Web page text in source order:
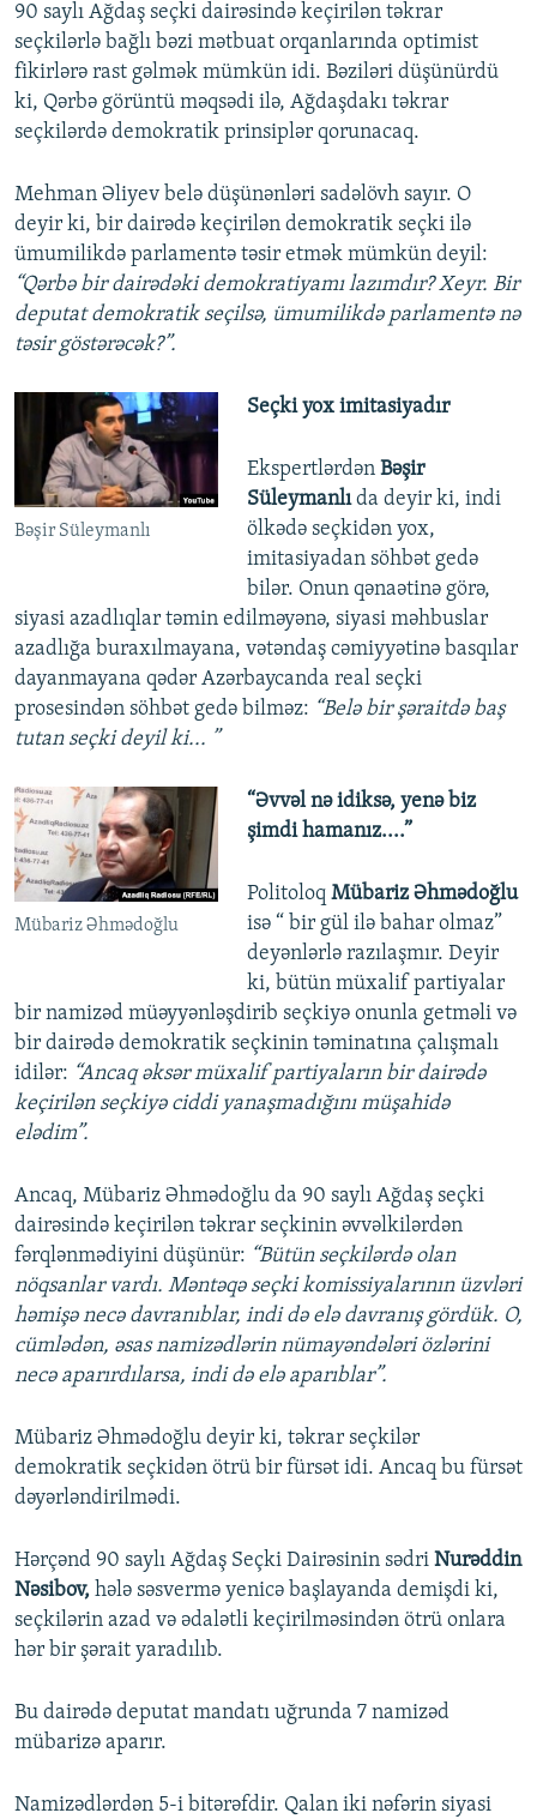
90 saylı Ağdaş seçki dairəsində keçirilən təkrar
seçkilərlə bağlı bəzi mətbuat orqanlarında optimist
fikirlərə rast gəlmək mümkün idi. Bəziləri düşünürdü
ki, Qərbə görüntü məqsədi ilə, Ağdaşdakı təkrar
seçkilərdə demokratik prinsiplər qorunacaq.
Mehman Əliyev belə düşünənləri sadəlövh sayır. O
deyir ki, bir dairədə keçirilən demokratik seçki ilə
ümumilikdə parlamentə təsir etmək mümkün deyil:
“Qərbə bir dairədəki demokratiyamı lazımdır? Xeyr. Bir
deputat demokratik seçilsə, ümumilikdə parlamentə nə
təsir göstərəcək?”.
Bəşir Süleymanlı
Seçki yox imitasiyadır
EkspertlərdənBəşir
Süleymanlıda deyir ki, indi
ölkədə seçkidən yox,
imitasiyadan söhbət gedə
bilər. Onun qənaətinə görə,
siyasi azadlıqlar təmin edilməyənə, siyasi məhbuslar
azadlığa buraxılmayana, vətəndaş cəmiyyətinə basqılar
dayanmayana qədər Azərbaycanda real seçki
prosesindən söhbət gedə bilməz: “Belə bir şəraitdə baş
tutan seçki deyil ki... ”
Mübariz Əhmədoğlu
“Əvvəl nə idiksə, yenə biz
şimdi hamanız....”
Politoloq Mübariz Əhmədoğlu
isə “ bir gül ilə bahar olmaz”
deyənlərlə razılaşmır. Deyir
ki, bütün müxalif partiyalar
bir namizəd müəyyənləşdirib seçkiyə onunla getməli və
bir dairədə demokratik seçkinin təminatına çalışmalı
idilər: “Ancaq əksər müxalif partiyaların bir dairədə
keçirilən seçkiyə ciddi yanaşmadığını müşahidə
elədim”.
Ancaq, Mübariz Əhmədoğlu da 90 saylı Ağdaş seçki
dairəsində keçirilən təkrar seçkinin əvvəlkilərdən
fərqlənmədiyini düşünür: “Bütün seçkilərdə olan
nöqsanlar vardı. Məntəqə seçki komissiyalarının üzvləri
həmişə necə davranıblar, indi də elə davranış gördük. O,
cümlədən, əsas namizədlərin nümayəndələri özlərini
necə aparırdılarsa, indi də elə aparıblar”.
Mübariz Əhmədoğlu deyir ki, təkrar seçkilər
demokratik seçkidən ötrü bir fürsət idi. Ancaq bu fürsət
dəyərləndirilmədi.
Hərçənd 90 saylı Ağdaş Seçki Dairəsinin sədri Nurəddin
Nəsibov, hələ səsvermə yenicə başlayanda demişdi ki,
seçkilərin azad və ədalətli keçirilməsindən ötrü onlara
hər bir şərait yaradılıb.
Bu dairədə deputat mandatı uğrunda 7 namizəd
mübarizə aparır.
Namizədlərdən 5-i bitərəfdir. Qalan iki nəfərin siyasi